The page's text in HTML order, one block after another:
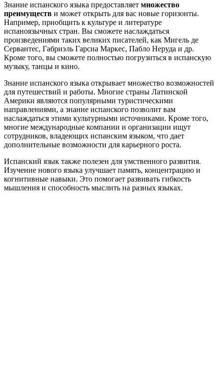
Знание испанского языка предоставляет множество
преимуществ и может открыть для вас новые горизонты.
Например, приобщить к культуре и литературе
испаноязычных стран. Вы сможете наслаждаться
произведениями таких великих писателей, как Мигель де
Сервантес, Габриэль Гарсиа Маркес, Пабло Неруда и др.
Кроме того, вы сможете полностью погрузиться в испанскую
музыку, танцы и кино.
Знание испанского языка открывает множество возможностей
для путешествий и работы. Многие страны Латинской
Америки являются популярными туристическими
направлениями, а знание испанского позволит вам
наслаждаться этими культурными источниками. Кроме того,
многие международные компании и организации ищут
сотрудников, владеющих испанским языком, что дает
дополнительные возможности для карьерного роста.
Испанский язык также полезен для умственного развития.
Изучение нового языка улучшает память, концентрацию и
когнитивные навыки. Это помогает развивать гибкость
мышления и способность мыслить на разных языках.